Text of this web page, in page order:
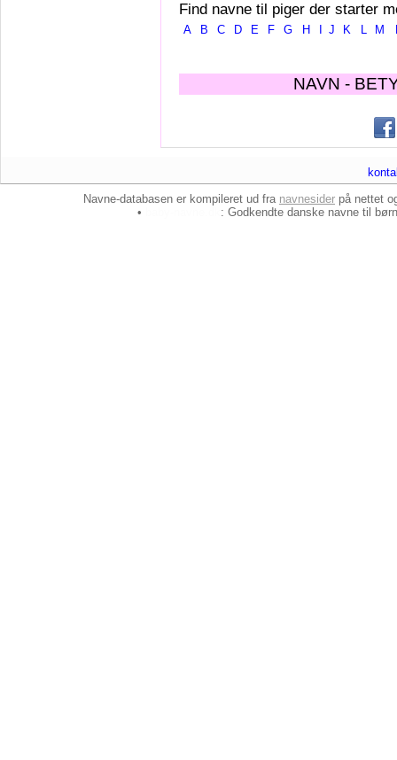
Find navne til piger der starter
A B C D E F G H J K L M
NAVN -
Navne-databasen er kompileret ud fra navnesider på nettet
•
: Godkendte danske navne til børn